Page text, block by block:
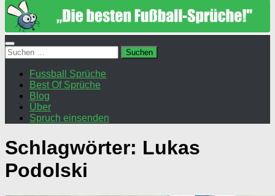
Suchen
nach:
Fussball Sprüche
Best Of Sprüche
Blog
Über
Spruch einsenden
Schlagwörter: Lukas
Podolski